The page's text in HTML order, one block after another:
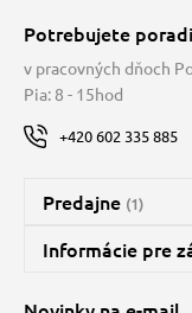
Potrebujete
v pracovných dňoch
Pia: 8 - 15hod
+420 602 335 885
Predajne (1)
Predajňa a
nes máme
Informácie pre